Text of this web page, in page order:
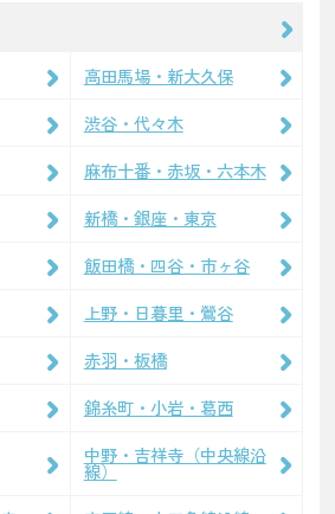
高田馬場・新大久保
渋谷・代々木
麻布十番・赤坂・六本木
新橋・銀座・東京
飯田橋・四谷・市ヶ谷
上野・日暮里・鶯谷
赤羽・板橋
錦糸町・小岩・葛西
中野・吉祥寺（中央線沿
線）